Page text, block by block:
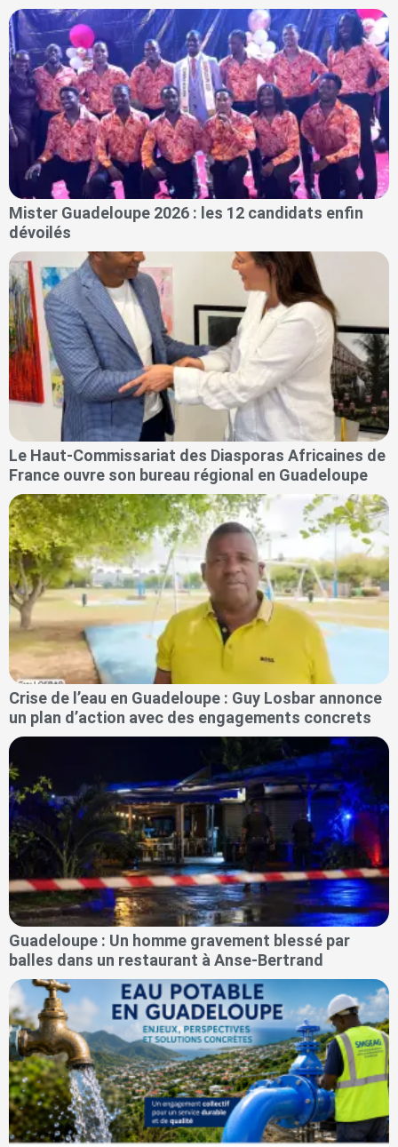
Mister Guadeloupe 2026 : les 12 candidats enfin
dévoilés
Le Haut-Commissariat des Diasporas Africaines de
France ouvre son bureau régional en Guadeloupe
Crise de l’eau en Guadeloupe : Guy Losbar annonce
un plan d’action avec des engagements concrets
Guadeloupe : Un homme gravement blessé par
balles dans un restaurant à Anse-Bertrand